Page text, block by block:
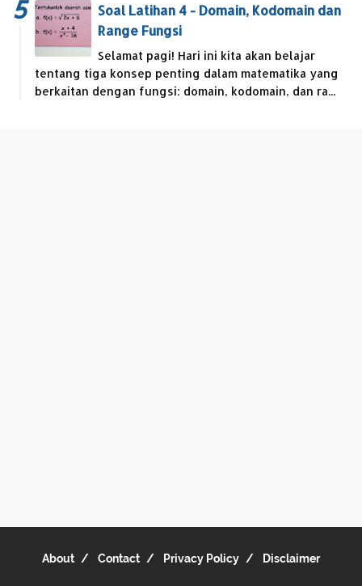
Soal Latihan 4 - Domain, Kodomain dan
Range Fungsi
Selamat pagi! Hari ini kita akan belajar
tentang tiga konsep penting dalam matematika yang
berkaitan dengan fungsi: domain, kodomain, dan ra...
About Contact Privacy Policy Disclaimer